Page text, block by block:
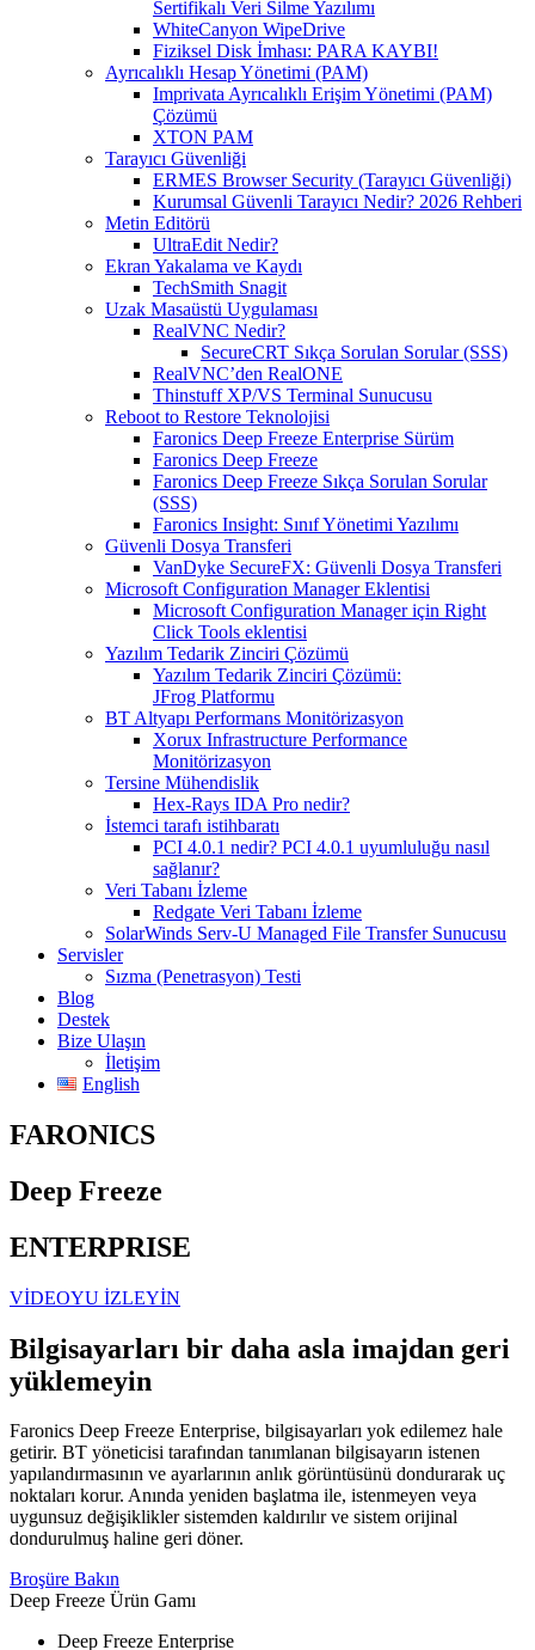
Sertifikalı Veri Silme Yazılımı
WhiteCanyon WipeDrive
Fiziksel Disk İmhası: PARA KAYBI!
Ayrıcalıklı Hesap Yönetimi (PAM)
Imprivata Ayrıcalıklı Erişim Yönetimi (PAM)
Çözümü
XTON PAM
Tarayıcı Güvenliği
ERMES Browser Security (Tarayıcı Güvenliği)
Kurumsal Güvenli Tarayıcı Nedir? 2026 Rehberi
Metin Editörü
UltraEdit Nedir?
Ekran Yakalama ve Kaydı
TechSmith Snagit
Uzak Masaüstü Uygulaması
RealVNC Nedir?
SecureCRT Sıkça Sorulan Sorular (SSS)
RealVNC’den RealONE
Thinstuff XP/VS Terminal Sunucusu
Reboot to Restore Teknolojisi
Faronics Deep Freeze Enterprise Sürüm
Faronics Deep Freeze
Faronics Deep Freeze Sıkça Sorulan Sorular
(SSS)
Faronics Insight: Sınıf Yönetimi Yazılımı
Güvenli Dosya Transferi
VanDyke SecureFX: Güvenli Dosya Transferi
Microsoft Configuration Manager Eklentisi
Microsoft Configuration Manager için Right
Click Tools eklentisi
Yazılım Tedarik Zinciri Çözümü
Yazılım Tedarik Zinciri Çözümü:
JFrog Platformu
BT Altyapı Performans Monitörizasyon
Xorux Infrastructure Performance
Monitörizasyon
Tersine Mühendislik
Hex-Rays IDA Pro nedir?
İstemci tarafı istihbaratı
PCI 4.0.1 nedir? PCI 4.0.1 uyumluluğu nasıl
sağlanır?
Veri Tabanı İzleme
Redgate Veri Tabanı İzleme
SolarWinds Serv-U Managed File Transfer Sunucusu
Servisler
Sızma (Penetrasyon) Testi
Blog
Destek
Bize Ulaşın
İletişim
English
FARONICS
Deep Freeze
ENTERPRISE
VİDEOYU İZLEYİN
Bilgisayarları bir daha asla imajdan geri
yüklemeyin
Faronics Deep Freeze Enterprise, bilgisayarları yok edilemez hale
getirir. BT yöneticisi tarafından tanımlanan bilgisayarın istenen
yapılandırmasının ve ayarlarının anlık görüntüsünü dondurarak uç
noktaları korur. Anında yeniden başlatma ile, istenmeyen veya
uygunsuz değişiklikler sistemden kaldırılır ve sistem orijinal
dondurulmuş haline geri döner.
Broşüre Bakın
Deep Freeze Ürün Gamı
Deep Freeze Enterprise